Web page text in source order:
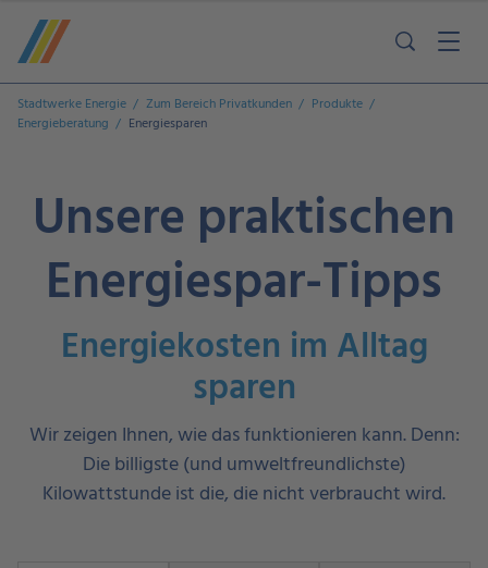
Stadtwerke Energie Zum Bereich Privatkunden
Produkte
Energieberatung
Energiesparen
Unsere praktischen
Energiespar-Tipps
Energiekosten im Alltag
sparen
Wir zeigen Ihnen, wie das funktionieren kann. Denn:
Die billigste (und umweltfreundlichste)
Kilowattstunde ist die, die nicht verbraucht wird.